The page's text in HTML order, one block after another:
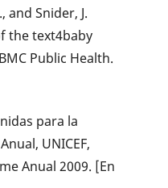
and Snider, J.
the text4baby
Public Health.
para la
UNICEF,
Anual 2009. [En